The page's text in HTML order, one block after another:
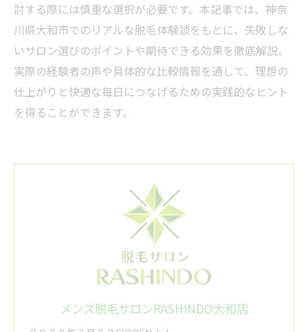
討する際には慎重な選択が必要です。本記事では、神奈
川県大和市でのリアルな脱毛体験談をもとに、失敗しな
いサロン選びのポイントや期待できる効果を徹底解説。
実際の経験者の声や具体的な比較情報を通して、理想の
仕上がりと快適な毎日につなげるための実践的なヒント
を得ることができます。
メンズ脱毛サロンRASHINDO大和店